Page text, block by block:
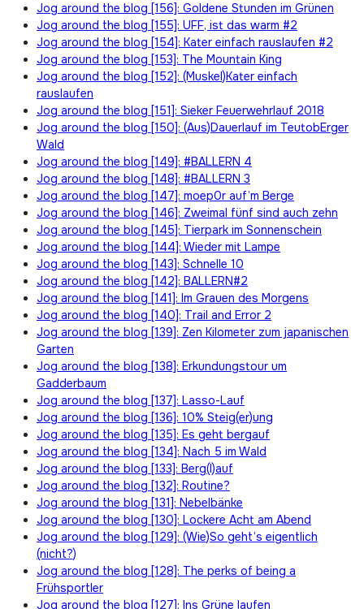
Jog around the blog [156]: Goldene Stunden im Grünen
Jog around the blog [155]: UFF, ist das warm #2
Jog around the blog [154]: Kater einfach rauslaufen #2
Jog around the blog [153]: The Mountain King
Jog around the blog [152]: (Muskel)Kater einfach
rauslaufen
Jog around the blog [151]: Sieker Feuerwehrlauf 2018
Jog around the blog [150]: (Aus)Dauerlauf im TeutobErger
Wald
Jog around the blog [149]: #BALLERN 4
Jog around the blog [148]: #BALLERN 3
Jog around the blog [147]: moep0r auf’m Berge
Jog around the blog [146]: Zweimal fünf sind auch zehn
Jog around the blog [145]: Tierpark im Sonnenschein
Jog around the blog [144]: Wieder mit Lampe
Jog around the blog [143]: Schnelle 10
Jog around the blog [142]: BALLERN#2
Jog around the blog [141]: Im Grauen des Morgens
Jog around the blog [140]: Trail and Error 2
Jog around the blog [139]: Zen Kilometer zum japanischen
Garten
Jog around the blog [138]: Erkundungstour um
Gadderbaum
Jog around the blog [137]: Lasso-Lauf
Jog around the blog [136]: 10% Steig(er)ung
Jog around the blog [135]: Es geht bergauf
Jog around the blog [134]: Nach 5 im Wald
Jog around the blog [133]: Berg(l)auf
Jog around the blog [132]: Routine?
Jog around the blog [131]: Nebelbänke
Jog around the blog [130]: Lockere Acht am Abend
Jog around the blog [129]: (Wie)So geht’s eigentlich
(nicht?)
Jog around the blog [128]: The perks of being a
Frühsportler
Jog around the blog [127]: Ins Grüne laufen